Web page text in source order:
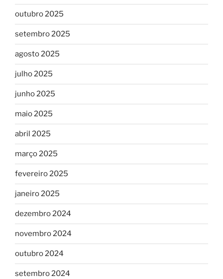
outubro 2025
setembro 2025
agosto 2025
julho 2025
junho 2025
maio 2025
abril 2025
março 2025
fevereiro 2025
janeiro 2025
dezembro 2024
novembro 2024
outubro 2024
setembro 2024